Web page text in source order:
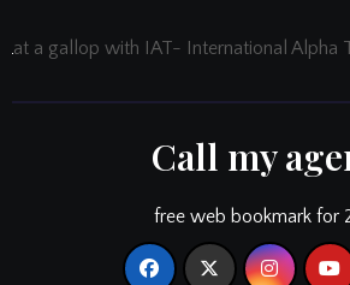
at a gallop with IAT- International Alpha
Call my
free web bookmark for